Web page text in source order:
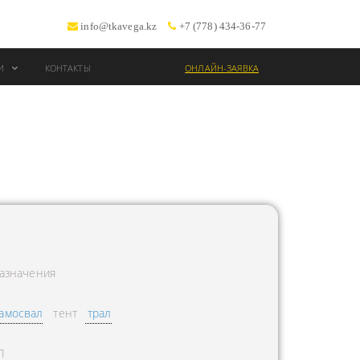
info@tkavega.kz +7 (778) 434-36-77
КОНТАКТЫ ОНЛАЙН-ЗАЯВКА
тент трал